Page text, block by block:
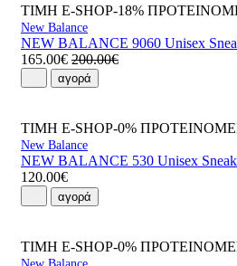
ΤΙΜΗ E-SHOP-18%
New Balance
NEW BALANCE 9060 Unisex
165.00€ 200.00€
αγορά
ΤΙΜΗ E-SHOP-0%
New Balance
NEW BALANCE 530 Unisex
120.00€
αγορά
ΤΙΜΗ E-SHOP-0%